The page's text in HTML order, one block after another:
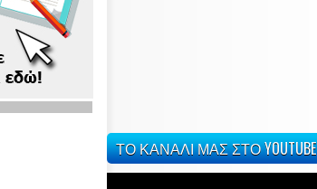
ΤΟ ΚΑΝΑΛΙ ΜΑΣ ΣΤΟ YOUTUBE